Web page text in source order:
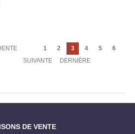
Page
1 Page
2
Page
courante
3 Page
4 Page
5 Page
6
PAGE
SUIVANTE
DERNIÈRE
DERNIÈRE
DE VENTE